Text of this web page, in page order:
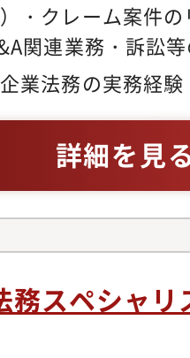
・クレーム案件
関連業務・訴訟
啓蒙啓発活動・法
・コンプライアン
したコンプライア
法務室のマネジ
せするわけでは
ていただきます
割りではなく、全
きるスタイルを
企業法務の実務経験
詳細を見
務スペシャリ